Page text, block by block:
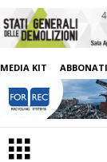
MEDIA KIT